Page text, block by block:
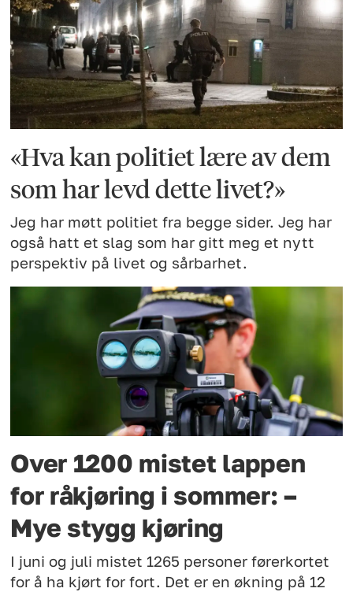
«Hva kan politiet lære av dem
som har levd dette livet?»
Jeg har møtt politiet fra begge sider. Jeg har
også hatt et slag som har gitt meg et nytt
perspektiv på livet og sårbarhet.
Over 1200 mistet lappen
for råkjøring i sommer: –
Mye stygg kjøring
I juni og juli mistet 1265 personer førerkortet
for å ha kjørt for fort. Det er en økning på 12